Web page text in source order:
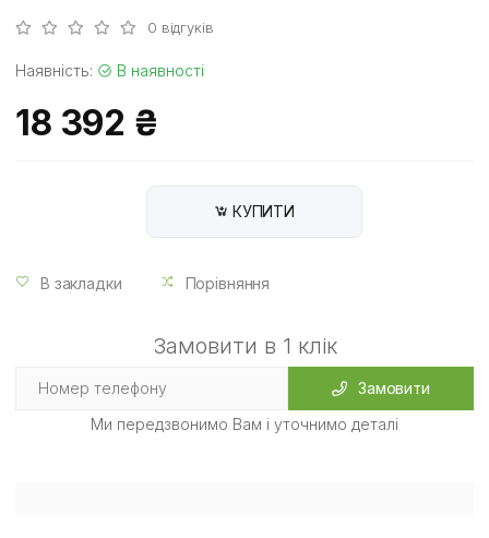
0 відгуків
Наявність: В наявності
18 392 ₴
КУПИТИ
В закладки Порівняння
Замовити в 1 клік
Замовити
Ми передзвонимо Вам і уточнимо деталі